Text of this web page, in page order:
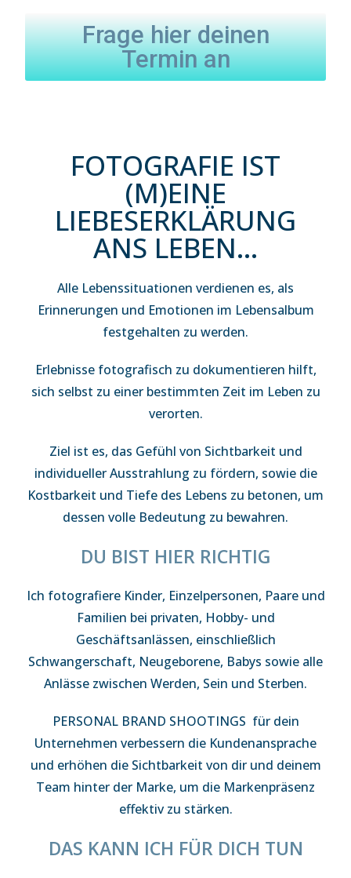
Frage hier deinen
Termin an
FOTOGRAFIE IST
(M)EINE
LIEBESERKLÄRUNG
ANS LEBEN...
Alle Lebenssituationen verdienen es, als
Erinnerungen und Emotionen im Lebensalbum
festgehalten zu werden.
Erlebnisse fotografisch zu dokumentieren hilft,
sich selbst zu einer bestimmten Zeit im Leben zu
verorten.
Ziel ist es, das Gefühl von Sichtbarkeit und
individueller Ausstrahlung zu fördern, sowie die
Kostbarkeit und Tiefe des Lebens zu betonen, um
dessen volle Bedeutung zu bewahren.
DU BIST HIER RICHTIG
Ich fotografiere Kinder, Einzelpersonen, Paare und
Familien bei privaten, Hobby- und
Geschäftsanlässen, einschließlich
Schwangerschaft, Neugeborene, Babys sowie alle
Anlässe zwischen Werden, Sein und Sterben.
PERSONAL BRAND SHOOTINGS für dein
Unternehmen verbessern die Kundenansprache
und erhöhen die Sichtbarkeit von dir und deinem
Team hinter der Marke, um die Markenpräsenz
effektiv zu stärken.
DAS KANN ICH FÜR DICH TUN